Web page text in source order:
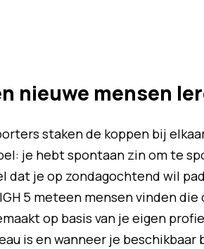
nieuwe mensen
staken de koppen bij
je hebt spontaan zin om te
dat je op zondagochtend wil
5 meteen mensen vinden
op basis van je eigen
is en wanneer je beschikbaar